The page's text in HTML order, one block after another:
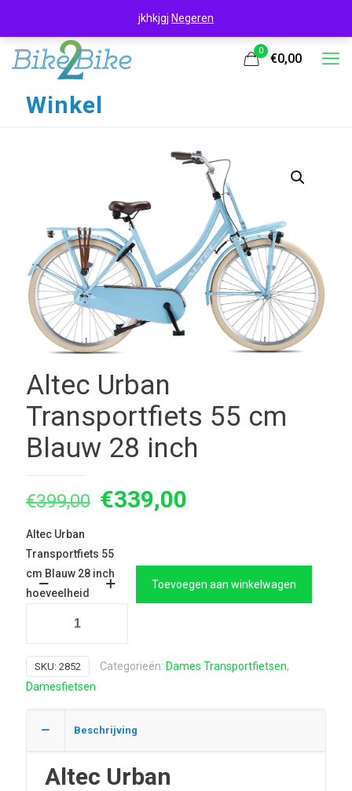
0
€0,00
Winkel
Altec Urban
Transportfiets 55 cm
Blauw 28 inch
€399,00 Oorspronkelijke
was:
€399,00.
€339,00
€339,00.
Altec Urban
Transportfiets 55
cm Blauw 28 inch
hoeveelheid
Toevoegen aan winkelwagen
SKU: 2852 Categorieën: Dames Transportfietsen,
Damesfietsen
Beschrijving
Altec Urban
jkhkjgj Negeren